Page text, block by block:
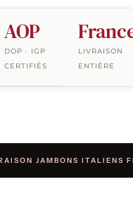
AOP
DOP · IGP
CERTIFIÉS
LIVRAISON
ENTIÈRE
JAMBONS ITALIENS